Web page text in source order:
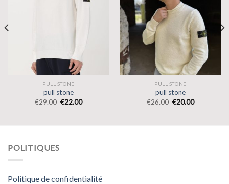
PULL STONE
pull stone
€29.00 €22.00
PULL STONE
pull stone
€26.00 €20.00
POLITIQUES
Politique de confidentialité